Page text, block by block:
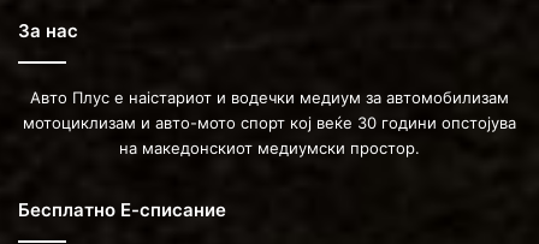
За нас
Авто Плус е наістариот и водечки медиум за автомобилизам
мотоциклизам и авто-мото спорт кој веќе 30 години опстојува
на македонскиот медиумски простор.
Бесплатно Е-списание